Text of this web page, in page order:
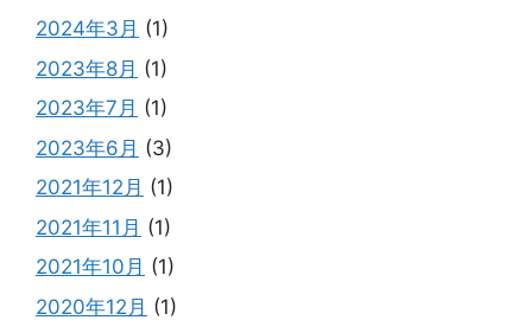
2024年3月 (1)
2023年8月 (1)
2023年7月 (1)
2023年6月 (3)
2021年12月 (1)
2021年11月 (1)
2021年10月 (1)
2020年12月 (1)